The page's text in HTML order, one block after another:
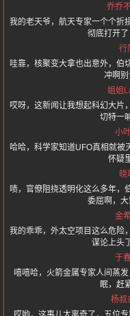
乔乔
我的老天爷，航天专家一个个折
彻底打开了
行
哇靠，核聚变大拿也出意外，伯
冲啊别
姐姐
哎呀，这新闻让我想起科幻大片
切特一
小
哈哈，科学家知道UFO真相就被
怀疑
晓
啧，官僚阻挠透明化这么多年，
委屈啊，大
金
我的乖乖，外太空项目这么危险
谋论上头
于
嘻嘻哈，火箭金属专家人间蒸
眠，赶
杨叔